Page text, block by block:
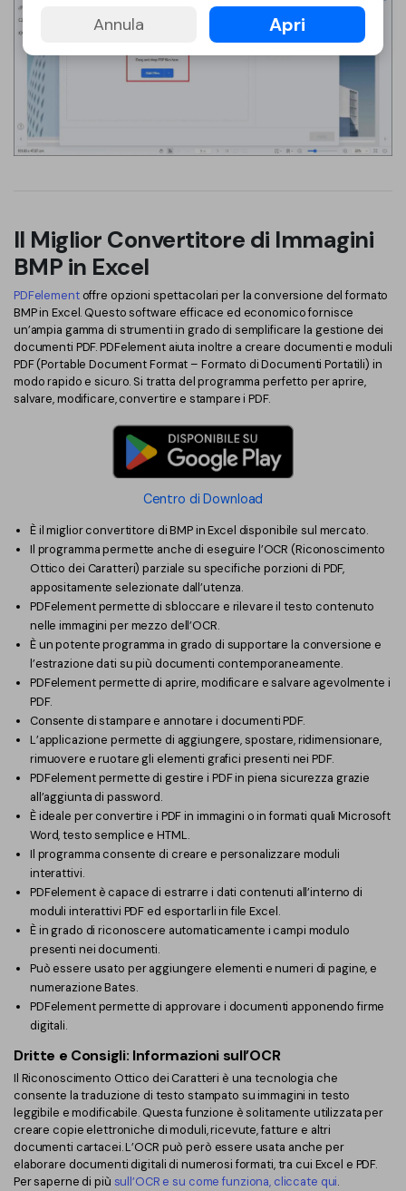
Il Miglior Convertitore di Immagini
BMP in Excel
PDFelementoffre opzioni spettacolari per la conversione del formato
BMP in Excel. Questo software efficace ed economico fornisce
un’ampia gamma di strumenti in grado di semplificare la gestione dei
documenti PDF. PDFelement aiuta inoltre a creare documenti e moduli
PDF (Portable Document Format – Formato di Documenti Portatili) in
modo rapido e sicuro. Si tratta del programma perfetto per aprire,
salvare, modificare, convertire e stampare i PDF.
Centro di Download
È il miglior convertitore di BMP in Excel disponibile sul mercato.
Il programma permette anche di eseguire l’OCR (Riconoscimento
Ottico dei Caratteri) parziale su specifiche porzioni di PDF,
appositamente selezionate dall’utenza.
PDFelement permette di sbloccare e rilevare il testo contenuto
nelle immagini per mezzo dell’OCR.
È un potente programma in grado di supportare la conversione e
l’estrazione dati su più documenti contemporaneamente.
PDFelement permette di aprire, modificare e salvare agevolmente i
PDF.
Consente di stampare e annotare i documenti PDF.
L’applicazione permette di aggiungere, spostare, ridimensionare,
rimuovere e ruotare gli elementi grafici presenti nei PDF.
PDFelement permette di gestire i PDF in piena sicurezza grazie
all’aggiunta di password.
È ideale per convertire i PDF in immagini o in formati quali Microsoft
Word, testo semplice e HTML.
Il programma consente di creare e personalizzare moduli
interattivi.
PDFelement è capace di estrarre i dati contenuti all’interno di
moduli interattivi PDF ed esportarli in file Excel.
È in grado di riconoscere automaticamente i campi modulo
presenti nei documenti.
Può essere usato per aggiungere elementi e numeri di pagine, e
numerazione Bates.
PDFelement permette di approvare i documenti apponendo firme
digitali.
Dritte e Consigli: Informazioni sull’OCR
Il Riconoscimento Ottico dei Caratteri è una tecnologia che
consente la traduzione di testo stampato su immagini in testo
leggibile e modificabile. Questa funzione è solitamente utilizzata per
creare copie elettroniche di moduli, ricevute, fatture e altri
documenti cartacei. L’OCR può però essere usata anche per
elaborare documenti digitali di numerosi formati, tra cui Excel e PDF.
Per saperne di più sull’OCR e su come funziona, cliccate qui.
Annula Apri